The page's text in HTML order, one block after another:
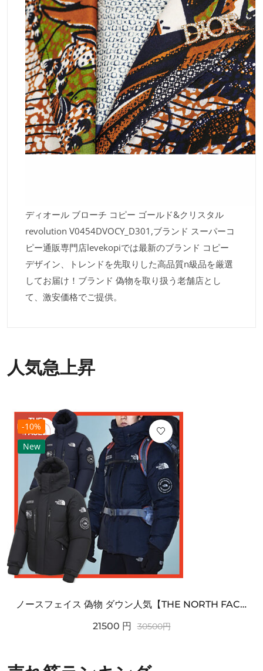
ディオール ブローチ コピー ゴールド&クリスタル
revolution V0454DVOCY_D301,ブランド スーパーコ
ピー通販専門店levekopiでは最新のブランド コピー
デザイン、トレンドを先取りした高品質n級品を厳選
してお届け！ブランド 偽物を取り扱う老舗店とし
て、激安価格でご提供。
人気急上昇
-10%
New
ノースフェイス 偽物 ダウン人気【THE NORTH FACE】M'S 7 SUMMIT HIM...
21500 円 30500円